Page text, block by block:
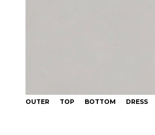
OUTER TOP BOTTOM DRESS